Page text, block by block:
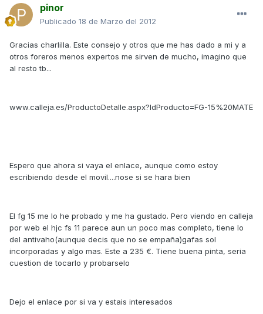
pinor
Publicado 18 de Marzo del 2012
Gracias charlilla. Este consejo y otros que me has dado a mi y a
otros foreros menos expertos me sirven de mucho, imagino que
al resto tb...
www.calleja.es/ProductoDetalle.aspx?IdProducto=FG-15%20MATE
Espero que ahora si vaya el enlace, aunque como estoy
escribiendo desde el movil....nose si se hara bien
El fg 15 me lo he probado y me ha gustado. Pero viendo en calleja
por web el hjc fs 11 parece aun un poco mas completo, tiene lo
del antivaho(aunque decis que no se empaña)gafas sol
incorporadas y algo mas. Este a 235 €. Tiene buena pinta, seria
cuestion de tocarlo y probarselo
Dejo el enlace por si va y estais interesados